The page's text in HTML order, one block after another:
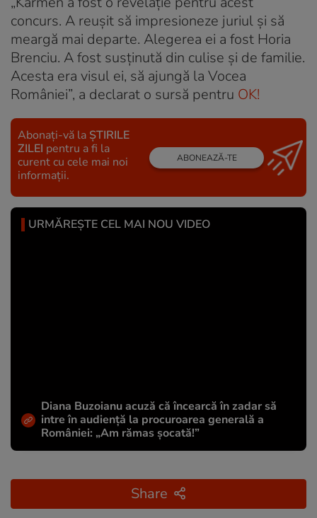
concurs. A reuşit să impresioneze juriul şi să
meargă mai departe. Alegerea ei a fost Horia
Brenciu. A fost susţinută din culise şi de familie.
Acesta era visul ei, să ajungă la Vocea
României”, a declarat o sursă pentru OK!
Abonați-vă la ȘTIRILE
ZILEI pentru a fi la
curent cu cele mai noi
informații.
ABONEAZĂ-TE
URMĂREȘTE CEL MAI NOU VIDEO
Diana Buzoianu acuză că încearcă în zadar să
intre în audiență la procuroarea generală a
României: „Am rămas șocată!”
Share